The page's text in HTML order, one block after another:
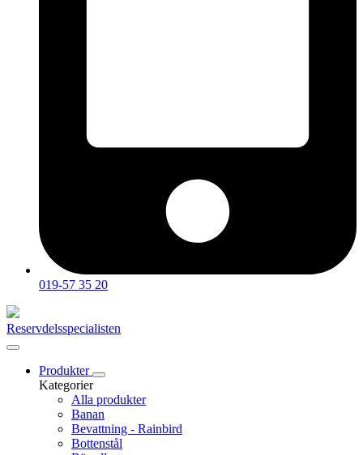
019-57 35 20
Reservdelsspecialisten
Produkter
Kategorier
Alla produkter
Banan
Bevattning - Rainbird
Bottenstål